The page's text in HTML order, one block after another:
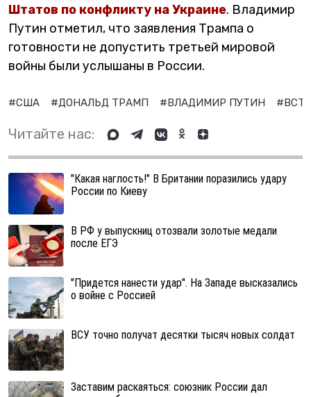
Штатов по конфликту на Украине. Владимир
Путин отметил, что заявления Трампа о
готовности не допустить третьей мировой
войны были услышаны в России.
#США #ДОНАЛЬД ТРАМП #ВЛАДИМИР ПУТИН
Читайте нас:
"Какая наглость!" В Британии поразились удару
России по Киеву
В РФ у выпускниц отозвали золотые медали
после ЕГЭ
"Придется нанести удар". На Западе высказались
о войне с Россией
ВСУ точно получат десятки тысяч новых солдат
Заставим раскаяться: союзник России дал